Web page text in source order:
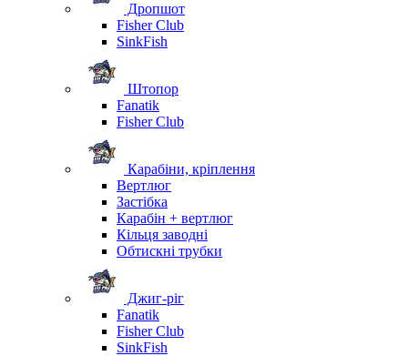
Дропшот
Fisher Club
SinkFish
Штопор
Fanatik
Fisher Club
Карабіни, кріплення
Вертлюг
Застібка
Карабін + вертлюг
Кільця заводні
Обтискні трубки
Джиг-ріг
Fanatik
Fisher Club
SinkFish